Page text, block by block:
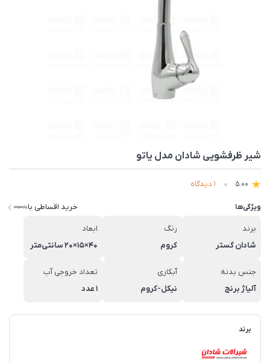
شیر ظرفشویی شادان مدل یاتو
5.00 1 دیدگاه
ویژگی‌ها خرید اقساطی با
برند
شادان گستر
رنگ
کروم
ابعاد
40×15×20 سانتی‌متر
جنس بدنه
آلیاژ برنج
آبکاری
نیکل-کروم
تعداد خروجی آب
1 عدد
برند